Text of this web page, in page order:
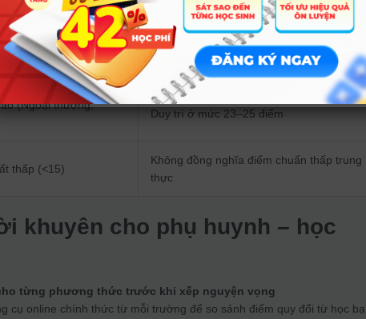
nhóm giữa) Giảm ~1–1,5 điểm
đầu Ổn định hoặc giảm nhẹ ≤1 điểm
(Ngoại thương,
Duy trì ở mức 23–25 điểm
thấp (<15)
Không đồng nghĩa điểm chuẩn thấp trung
thực
khuyên cho phụ huynh – học
từng phương thức trước khi xếp nguyện vọng
cụ online chính thức từ mỗi trường để so sánh điểm quy đổi từ học